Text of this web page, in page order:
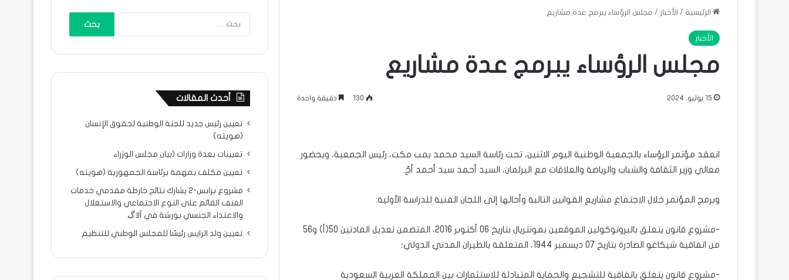
الرئيسية / الأخبار / مجلس الرؤساء يبرمج عدة مشاريع
الأخبار
مجلس الرؤساء يبرمج عدة مشاريع
15 يوليو، 2024 130 دقيقة واحدة
انعقد مؤتمر الرؤساء بالجمعية الوطنية اليوم الاثنين، تحت رئاسة السيد محمد بمب مكت، رئيس الجمعية، وبحضور
معالي وزير الثقافة والشباب والرياضة والعلاقات مع البرلمان، السيد أحمد سيد أحمد أجّ.
وبرمج المؤتمر خلال الاجتماع مشاريع القوانين التالية وأحالها إلى اللجان الفنية للدراسة الأولية:
-مشروع قانون يتعلق بالبروتوكولين الموقعين بمونتريال بتاريخ 06 أكتوبر 2016، المتضمن تعديل المادتين 50(أ) و56
من اتفاقية شيكاغو الصادرة بتاريخ 07 ديسمبر 1944، المتعلقة بالطيران المدني الدولي؛
-مشروع قانون يتعلق باتفاقية للتشجيع والحماية المتبادلة للاستثمارات بين المملكة العربية السعودية
أحدث المقالات
تعيين رئيس جديد للجنة الوطنية لحقوق الإنسان
(هويته)
تعيينات بعدة وزارات (بيان مجلس الوزراء
تعيين مكلف بمهمة برئاسة الجمهورية (هويته)
مشروع برابس-2 يشارك نتائح خارطة مقدمي خدمات
العنف القائم على النوع الاجتماعي والاستغلال
والاعتداء الجنسي بورشة في ألاگ
تعيين ولد الرايس رئيسًا للمجلس الوطني للتنظيم